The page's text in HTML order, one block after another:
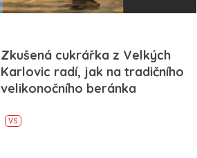
Zkušená cukrářka z Velkých
Karlovic radí, jak na tradičního
velikonočního beránka
VS